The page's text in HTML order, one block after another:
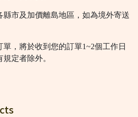
縣市及加價離島地區，如為境外寄送
，將於收到您的訂單1~2個工作日
定者除外。